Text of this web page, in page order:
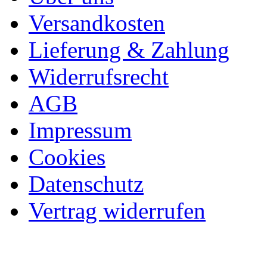
Versandkosten
Lieferung & Zahlung
Widerrufsrecht
AGB
Impressum
Cookies
Datenschutz
Vertrag widerrufen